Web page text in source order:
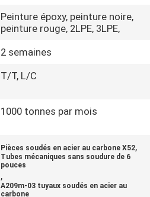
Peinture époxy, peinture noire,
peinture rouge, 2LPE, 3LPE,
2 semaines
T/T, L/C
1000 tonnes par mois
Pièces soudés en acier au carbone X52,
Tubes mécaniques sans soudure de 6
pouces
,
A209m-03 tuyaux soudés en acier au
carbone